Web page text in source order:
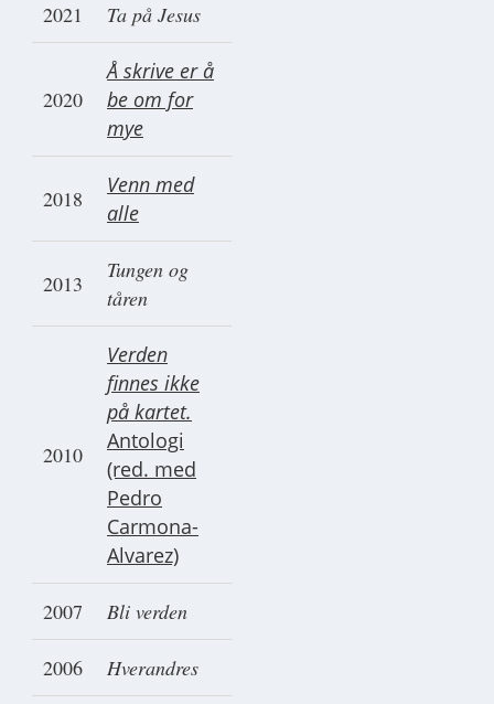
2021 Ta på Jesus
2020
Å skrive er å
be om for
mye
2018
Venn med
alle
2013
Tungen og
tåren
2010
Verden
finnes ikke
på kartet.
Antologi
(red. med
Pedro
Carmona-
Alvarez)
2007 Bli verden
2006 Hverandres